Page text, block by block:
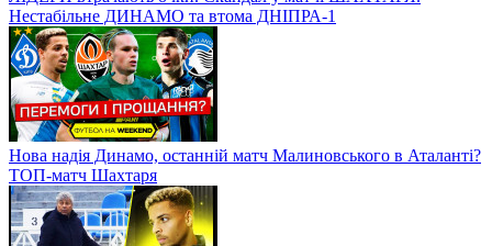
Нестабільне ДИНАМО та втома ДНІПРА-1
Нова надія Динамо, останній матч Малиновського в Аталанті?
ТОП-матч Шахтаря